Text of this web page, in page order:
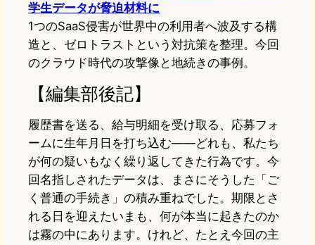
学生データが脅迫材料に
1つのSaaS侵害が世界中の利用者へ波及する構
造と、ゼロトラストという対抗策を整理。今回
のクラウド時代の攻撃像と地続きの事例。
【編集部後記】
履歴書を送る、給与明細を受け取る、応募フォ
ームに生年月日を打ち込む——どれも、私たち
が何の疑いもなく繰り返してきた行為です。今
回名指しされたデータは、まさにそうした「ご
く普通の手続き」の積み重ねでした。期限とさ
れる日を迎えたいまも、何が本当に起きたのか
は霧の中にあります。けれど、たとえ今回の主